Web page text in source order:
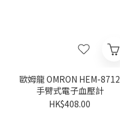
歐姆龍 OMRON HEM-8712
手臂式電子血壓計
HK$408.00